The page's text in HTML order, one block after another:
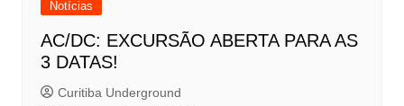
Notícias
AC/DC: EXCURSÃO ABERTA PARA AS
3 DATAS!
Curitiba Underground